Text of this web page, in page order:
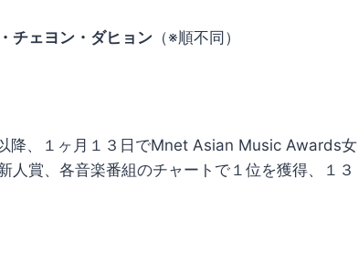
チェヨン・ダヒョン （※順不同）
降、１ヶ月１３日でMnet Asian Music Awards女
賞、各音楽番組のチャートで１位を獲得、１３